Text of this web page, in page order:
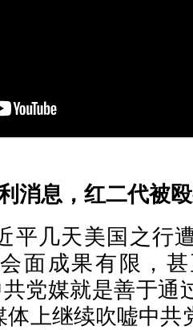
消息，红二代被
平几天美国之行
面成果有限，
共党媒就是善于通
体上继续吹嘘中共